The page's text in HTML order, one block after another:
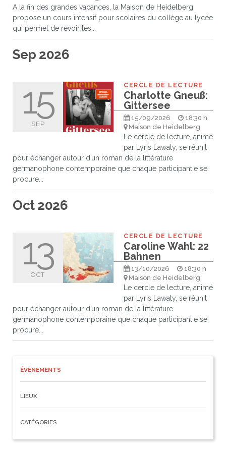
A la fin des grandes vacances, la Maison de Heidelberg
propose un cours intensif pour scolaires du collège au lycée
qui permet de revoir les...
Sep 2026
15
SEP
CERCLE DE LECTURE
Charlotte Gneuß:
Gittersee
15/09/2026
18:30 h
Maison de Heidelberg
Le cercle de lecture, animé
par Lyris Lawaty, se réunit
pour échanger autour d’un roman de la littérature
germanophone contemporaine que chaque participant·e se
procure...
Oct 2026
13
OCT
CERCLE DE LECTURE
Caroline Wahl: 22
Bahnen
13/10/2026
18:30 h
Maison de Heidelberg
Le cercle de lecture, animé
par Lyris Lawaty, se réunit
pour échanger autour d’un roman de la littérature
germanophone contemporaine que chaque participant·e se
procure...
ÉVÉNEMENTS
LIEUX
CATÉGORIES